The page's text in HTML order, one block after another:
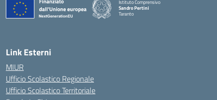
Istituto Comprensivo
Sandro Pertini
Taranto
Link Esterni
MIUR
Ufficio Scolastico Regionale
Ufficio Scolastico Territoriale